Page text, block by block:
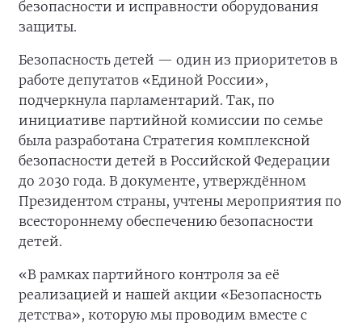
безопасности и исправности оборудования
защиты.
Безопасность детей — один из приоритетов в
работе депутатов «Единой России»,
подчеркнула парламентарий. Так, по
инициативе партийной комиссии по семье
была разработана Стратегия комплексной
безопасности детей в Российской Федерации
до 2030 года. В документе, утверждённом
Президентом страны, учтены мероприятия по
всестороннему обеспечению безопасности
детей.
«В рамках партийного контроля за её
реализацией и нашей акции «Безопасность
детства», которую мы проводим вместе с